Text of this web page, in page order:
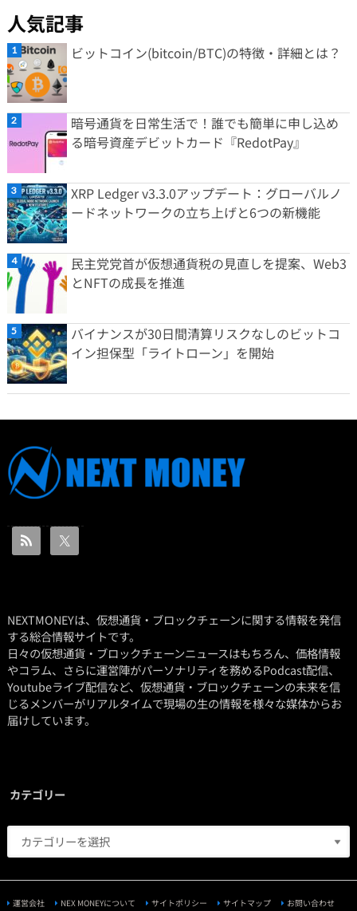
人気記事
ビットコイン(bitcoin/BTC)の特徴・詳細とは？
暗号通貨を日常生活で！誰でも簡単に申し込め
る暗号資産デビットカード『RedotPay』
XRP Ledger v3.3.0アップデート：グローバルノ
ードネットワークの立ち上げと6つの新機能
民主党党首が仮想通貨税の見直しを提案、Web3
とNFTの成長を推進
バイナンスが30日間清算リスクなしのビットコ
イン担保型「ライトローン」を開始
NEXTMONEYは、仮想通貨・ブロックチェーンに関する情報を発信
する総合情報サイトです。
日々の仮想通貨・ブロックチェーンニュースはもちろん、価格情報
やコラム、さらに運営陣がパーソナリティを務めるPodcast配信、
Youtubeライブ配信など、仮想通貨・ブロックチェーンの未来を信
じるメンバーがリアルタイムで現場の生の情報を様々な媒体からお
届けしています。
カテゴリー
運営会社 NEX MONEYについて サイトポリシー サイトマップ お問い合わせ